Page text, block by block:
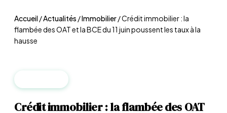
Accueil/Actualités /Immobilier/Crédit immobilier : la
flambée des OAT et la BCE du 11 juin poussent les taux à la
hausse
Crédit immobilier : la flambée des OAT